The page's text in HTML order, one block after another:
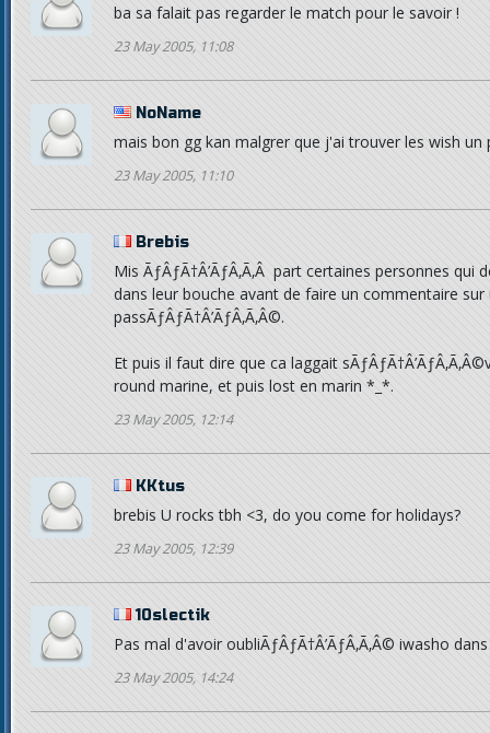
ba sa falait pas regarder le match pour le savoir !
23 May 2005, 11:08
NoName
mais bon gg kan malgrer que j'ai trouver les wish
23 May 2005, 11:10
Brebis
Mis ÃƒÂƒÃ†Â’ÃƒÂ‚Ã‚Â part certaines personnes
dans leur bouche avant de faire un commentaire
passÃƒÂƒÃ†Â’ÃƒÂ‚Ã‚Â©.
Et puis il faut dire que ca laggait
round marine, et puis lost en marin *_*.
23 May 2005, 12:14
KKtus
brebis U rocks tbh <3, do you come for holidays?
23 May 2005, 12:39
10slectik
Pas mal d'avoir oubliÃƒÂƒÃ†Â’ÃƒÂ‚Ã‚Â© iwasho
23 May 2005, 14:24